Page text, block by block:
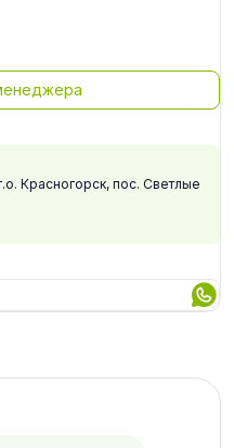
Красногорск, пос. Светлые